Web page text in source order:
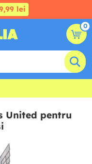
lei
0
United pentru